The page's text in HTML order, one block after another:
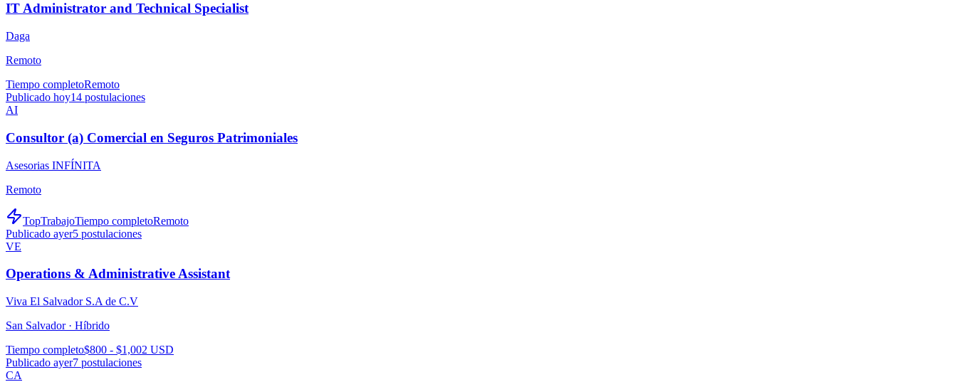
IT Administrator and Technical Specialist
Daga
Remoto
Tiempo completoRemoto
Publicado hoy14 postulaciones
AI
Consultor (a) Comercial en Seguros Patrimoniales
Asesorias INFÍNITA
Remoto
TopTrabajoTiempo completoRemoto
Publicado ayer5 postulaciones
VE
Operations & Administrative Assistant
Viva El Salvador S.A de C.V
San Salvador · Híbrido
Tiempo completo$800 - $1,002 USD
Publicado ayer7 postulaciones
CA